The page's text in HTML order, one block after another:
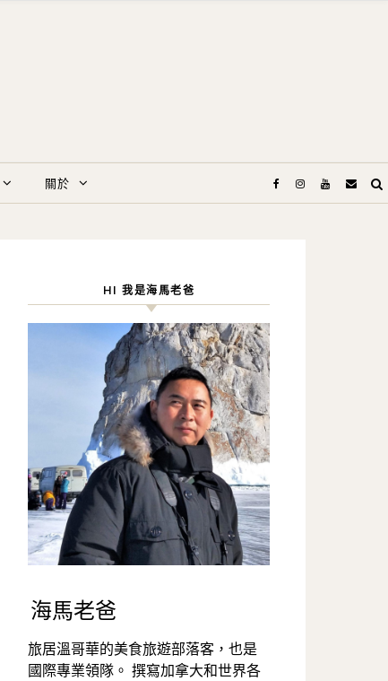
關於
HI 我是海馬老爸
海馬老爸
旅居溫哥華的美食旅遊部落客，也是
國際專業領隊。 撰寫加拿大和世界各